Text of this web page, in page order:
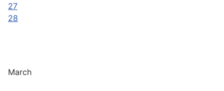
27
28
March